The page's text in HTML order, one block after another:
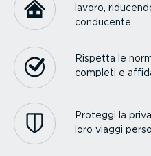
lavoro,
conducente
Rispetta le
completi e
Proteggi la
loro viaggi